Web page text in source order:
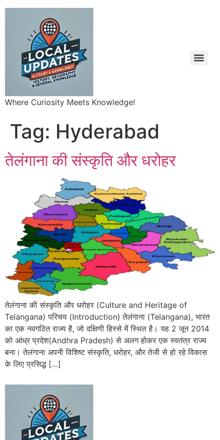
Where Curiosity Meets Knowledge!
Tag: Hyderabad
तेलंगाना की संस्कृति और धरोहर
तेलंगाना की संस्कृति और धरोहर (Culture and Heritage of
Telangana) परिचय (Introduction) तेलंगाना (Telangana), भारत
का एक नवगठित राज्य है, जो दक्षिणी हिस्से में स्थित है। यह 2 जून 2014
को आंध्र प्रदेश(Andhra Pradesh) से अलग होकर एक स्वतंत्र राज्य
बना। तेलंगाना अपनी विशिष्ट संस्कृति, धरोहर, और तेजी से हो रहे विकास
के लिए प्रसिद्ध […]